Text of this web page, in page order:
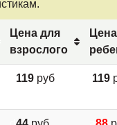
Цена для
взрослого
119 руб 119